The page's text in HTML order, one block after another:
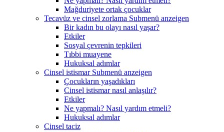
Mağduriyete ortak çocuklar
Tecavüz ve cinsel zorlama Submenü anzeigen
Bir kadın bu olayı nasıl yaşar?
Etkiler
Sosyal çevrenin tepkileri
Tıbbi muayene
Hukuksal adımlar
Cinsel istismar Submenü anzeigen
Çocukların yaşadıkları
Cinsel istismar nasıl anlaşılır?
Etkiler
Ne yapmalı? Nasıl yardım etmeli?
Hukuksal adımlar
Cinsel taciz